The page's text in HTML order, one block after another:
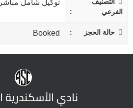
الفرعي
توكيل شامل مباشر
حالة الحجز Booked
نادي الأسكندرية